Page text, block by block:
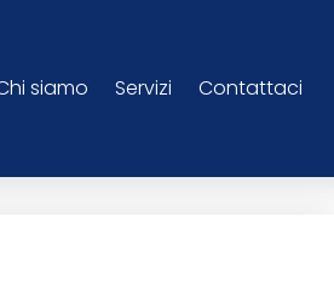
siamo Servizi Contattaci